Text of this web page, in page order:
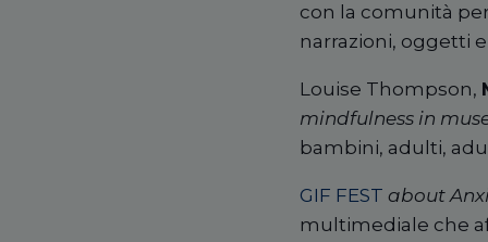
con la comunità
narrazioni, oggetti
Louise Thompson,
mindfulness in
bambini, adulti,
GIF FEST about
multimediale che